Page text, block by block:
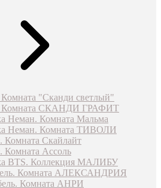
"Сканди светлый"
Комната СКАНДИ ГРАФИТ
Неман. Комната Мальма
Неман. Комната ТИВОЛИ
Комната Скайлайт
Комната Ассоль
BTS. Коллекция МАЛИБУ
Комната АЛЕКСАНДРИЯ
Комната АНРИ